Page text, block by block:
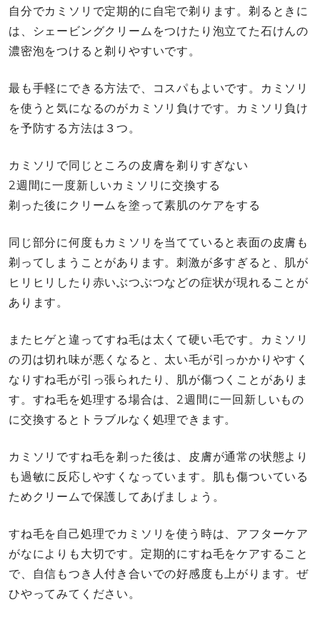
自分でカミソリで定期的に自宅で剃ります。剃るときに
は、シェービングクリームをつけたり泡立てた石けんの
濃密泡をつけると剃りやすいです。
最も手軽にできる方法で、コスパもよいです。カミソリ
を使うと気になるのがカミソリ負けです。カミソリ負け
を予防する方法は３つ。
カミソリで同じところの皮膚を剃りすぎない
2週間に一度新しいカミソリに交換する
剃った後にクリームを塗って素肌のケアをする
同じ部分に何度もカミソリを当てていると表面の皮膚も
剃ってしまうことがあります。刺激が多すぎると、肌が
ヒリヒリしたり赤いぶつぶつなどの症状が現れることが
あります。
またヒゲと違ってすね毛は太くて硬い毛です。カミソリ
の刃は切れ味が悪くなると、太い毛が引っかかりやすく
なりすね毛が引っ張られたり、肌が傷つくことがありま
す。すね毛を処理する場合は、2週間に一回新しいもの
に交換するとトラブルなく処理できます。
カミソリですね毛を剃った後は、皮膚が通常の状態より
も過敏に反応しやすくなっています。肌も傷ついている
ためクリームで保護してあげましょう。
すね毛を自己処理でカミソリを使う時は、アフターケア
がなによりも大切です。定期的にすね毛をケアすること
で、自信もつき人付き合いでの好感度も上がります。ぜ
ひやってみてください。